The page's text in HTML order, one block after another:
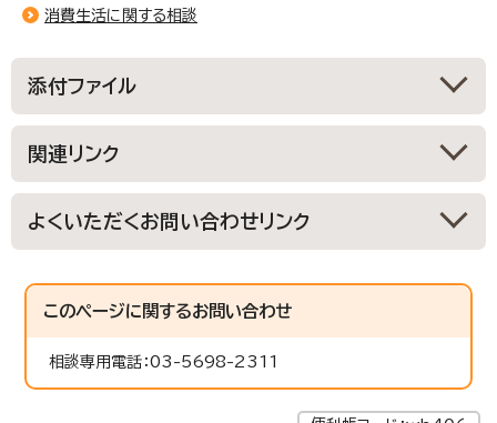
消費生活に関する相談
添付ファイル
関連リンク
よくいただくお問い合わせリンク
このページに関するお問い合わせ
相談専用電話：03-5698-2311